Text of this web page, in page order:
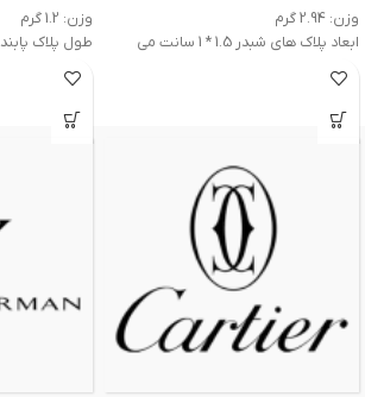
وزن: 2.94گرم
ابعاد پلاک های شبدر 1.5 * 1 سانت می
باشد.
28cm گرفته میشود.
وزن: 1.2گرم
طول پلاک پابند 1.5 سانت می باشد.
28cm گرفته میشود.